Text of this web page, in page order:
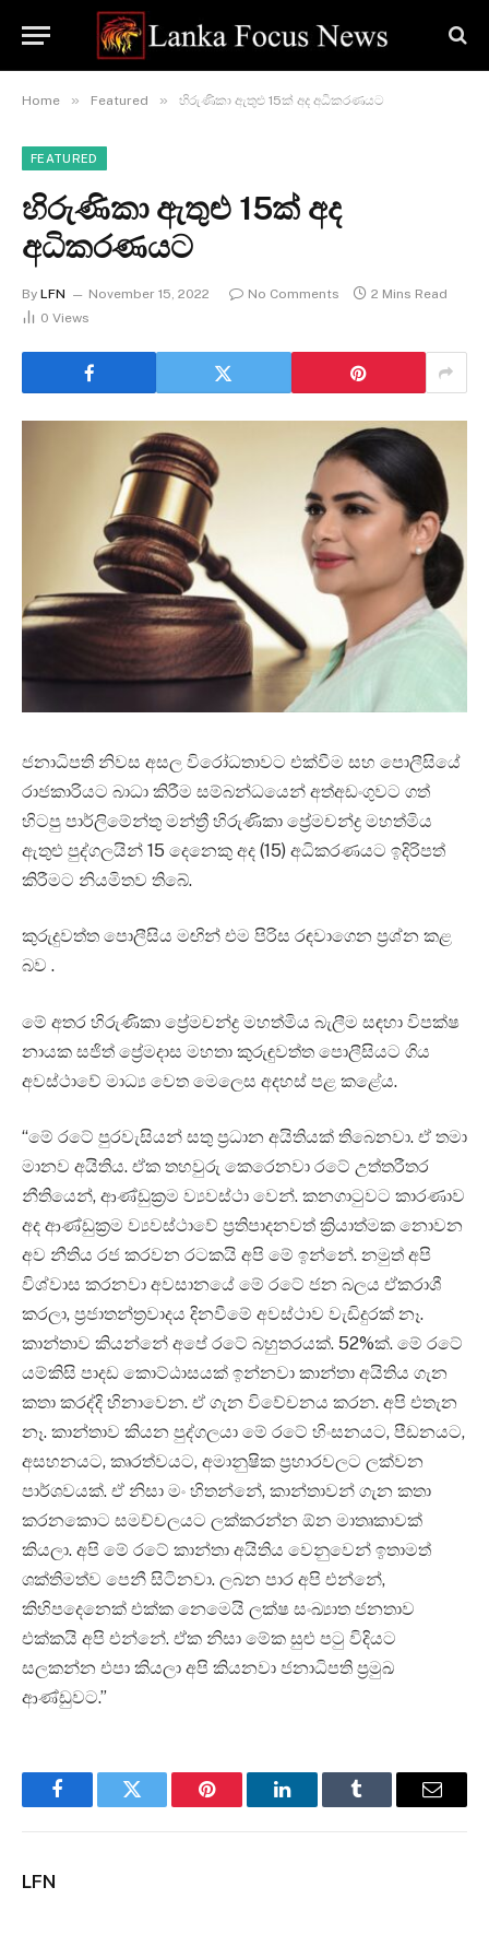
Home » Featured » හිරුණිකා ඇතුළු 15ක් අද අධිකරණයට
FEATURED
හිරුණිකා ඇතුළු 15ක් අද
අධිකරණයට
By LFN November 15, 2022 No Comments
2 Mins Read
0 Views
ජනාධිපති නිවස අසල විරෝධතාවට එක්වීම සහ පොලීසියේ
රාජකාරියට බාධා කිරීම සම්බන්ධයෙන් අත්අඩංගුවට ගත්
හිටපු පාර්ලිමේන්තු මන්ත්‍රී හිරුණිකා ප්‍රේමචන්ද්‍ර මහත්මිය
ඇතුළු පුද්ගලයින් 15 දෙනෙකු අද (15) අධිකරණයට ඉදිරිපත්
කිරීමට නියමිතව තිබේ.
කුරුදුවත්ත පොලීසිය මඟින් එම පිරිස රඳවාගෙන ප්‍රශ්න කළ
බව .
මේ අතර හිරුණිකා ප්‍රේමචන්ද්‍ර මහත්මිය බැලීම සඳහා විපක්ෂ
නායක සජිත් ප්‍රේමදාස මහතා කුරුඳුවත්ත පොලීසියට ගිය
අවස්ථාවේ මාධ්‍ය වෙත මෙලෙස අදහස් පළ කළේය.
“මේ රටේ පුරවැසියන් සතු ප්‍රධාන අයිතියක් තිබෙනවා. ඒ තමා
මානව අයිතිය. ඒක තහවුරු කෙරෙනවා රටේ උත්තරීතර
නීතියෙන්, ආණ්ඩුක්‍රම ව්‍යවස්ථා වෙන්. කනගාටුවට කාරණාව
අද ආණ්ඩුක්‍රම ව්‍යවස්ථාවේ ප්‍රතිපාදනවත් ක්‍රියාත්මක නොවන
අව නීතිය රජ කරවන රටකයි අපි මේ ඉන්නේ. නමුත් අපි
විශ්වාස කරනවා අවසානයේ මේ රටේ ජන බලය ඒකරාශී
කරලා, ප්‍රජාතන්ත්‍රවාදය දිනවීමේ අවස්ථාව වැඩිදුරක් නෑ.
කාන්තාව කියන්නේ අපේ රටේ බහුතරයක්. 52%ක්. මේ රටේ
යම්කිසි පාදඩ කොට්ඨාසයක් ඉන්නවා කාන්තා අයිතිය ගැන
කතා කරද්දි හිනාවෙන. ඒ ගැන විවේචනය කරන. අපි එතැන
නෑ. කාන්තාව කියන පුද්ගලයා මේ රටේ හිංසනයට, පීඩනයට,
අසහනයට, කෘරත්වයට, අමානුෂික ප්‍රහාරවලට ලක්වන
පාර්ශවයක්. ඒ නිසා මං හිතන්නේ, කාන්තාවන් ගැන කතා
කරනකොට සමච්චලයට ලක්කරන්න ඕන මාතෘකාවක්
කියලා. අපි මේ රටේ කාන්තා අයිතිය වෙනුවෙන් ඉතාමත්
ශක්තිමත්ව පෙනී සිටිනවා. ලබන පාර අපි එන්නේ,
කිහිපදෙනෙක් එක්ක නෙමෙයි ලක්ෂ සංඛ්‍යාත ජනතාව
එක්කයි අපි එන්නේ. ඒක නිසා මේක සුළු පටු විදියට
සලකන්න එපා කියලා අපි කියනවා ජනාධිපති ප්‍රමුඛ
ආණ්ඩුවට.”
FacebookTwitter Pinterest LinkedInTumblr Email
LFN